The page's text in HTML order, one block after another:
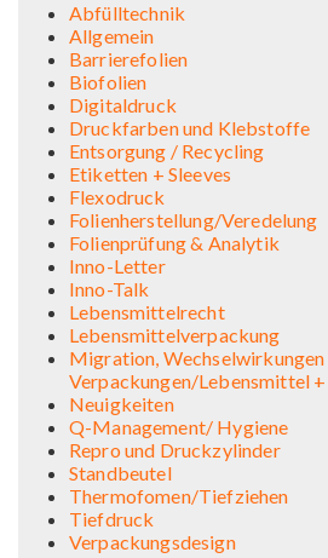
Abfülltechnik
Allgemein
Barrierefolien
Biofolien
Digitaldruck
Druckfarben und Klebstoffe
Entsorgung / Recycling
Etiketten + Sleeves
Flexodruck
Folienherstellung/Veredelung
Folienprüfung & Analytik
Inno-Letter
Inno-Talk
Lebensmittelrecht
Lebensmittelverpackung
Migration, Wechselwirkungen
Verpackungen/Lebensmittel +
Neuigkeiten
Q-Management/ Hygiene
Repro und Druckzylinder
Standbeutel
Thermofomen/Tiefziehen
Tiefdruck
Verpackungsdesign